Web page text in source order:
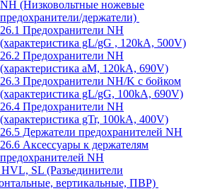
NH (Низковольтные ножевые
предохранители/держатели)
26.1 Предохранители NH
(характеристика gL/gG , 120kA, 500V)
26.2 Предохранители NH
(характеристика aM, 120kA, 690V)
26.3 Предохранители NH/K с бойком
(характеристика gL/gG, 100kA, 690V)
26.4 Предохранители NH
(характеристика gTr, 100kA, 400V)
26.5 Держатели предохранителей NH
26.6 Аксессуары к держателям
предохранителей NH
SL (Разъединители
вертикальные, ПВР)